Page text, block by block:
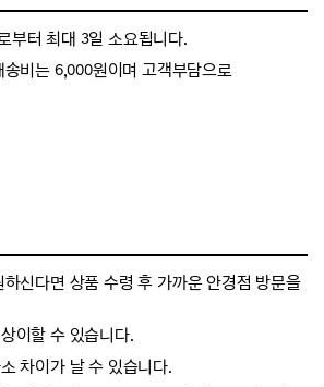
부터 최대 3일 소요됩니다.
송비는 6,000원이며 고객부담으로
하신다면 상품 수령 후 가까운 안경점 방문을
이할 수 있습니다.
차이가 날 수 있습니다.